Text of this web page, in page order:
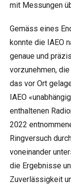
mit Messungen
Gemäss eines
konnte die IAEO
genaue und
vorzunehmen,
das vor Ort
IAEO
enthaltenen
2022
Ringversuch
voneinander
die Ergebnisse
Zuverlässigkeit